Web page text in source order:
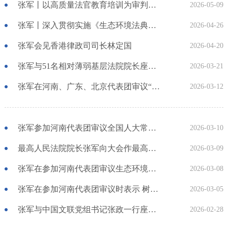
张军丨以高质量法官教育培训为审判工作高质量发展提供有力人才保障 2026-05-09
张军丨深入贯彻实施《生态环境法典》 以高质量司法护航美丽中国建设 2026-04-26
张军会见香港律政司司长林定国 2026-04-20
张军与51名相对薄弱基层法院院长座谈 同商共议法院工作夯基筑土 2026-03-21
张军在河南、广东、北京代表团审议“两高”工作报告和听取审议意见时表示 认真研究吸纳落实审议意见 为实现“十五五”良好开局提供有力司法服务 2026-03-12
张军参加河南代表团审议全国人大常委会工作报告时表示 始终坚持以人民为中心 把全过程人民民主落实到审判执行各方面 2026-03-10
最高人民法院院长张军向大会作最高人民法院工作报告 2026-03-09
张军在参加河南代表团审议生态环境法典等法律草案时表示 严格保护生态环境 加强系统综合治理 2026-03-08
张军在参加河南代表团审议时表示 树立和践行正确政绩观 以高质量司法审判服务“十五五”良好开局 2026-03-05
张军与中国文联党组书记张政一行座谈 激励全社会增强法治自信、文化自信 为实现“十五五”良好开局提供有力保障 2026-02-28